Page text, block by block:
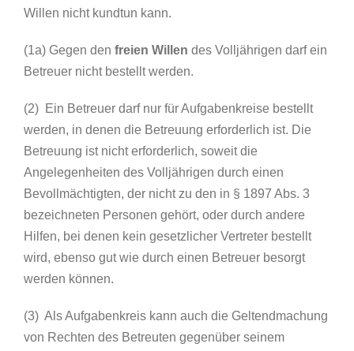
Willen nicht kundtun kann.
(1a) Gegen den freien Willen des Volljährigen darf ein
Betreuer nicht bestellt werden.
(2) Ein Betreuer darf nur für Aufgabenkreise bestellt
werden, in denen die Betreuung erforderlich ist. Die
Betreuung ist nicht erforderlich, soweit die
Angelegenheiten des Volljährigen durch einen
Bevollmächtigten, der nicht zu den in § 1897 Abs. 3
bezeichneten Personen gehört, oder durch andere
Hilfen, bei denen kein gesetzlicher Vertreter bestellt
wird, ebenso gut wie durch einen Betreuer besorgt
werden können.
(3) Als Aufgabenkreis kann auch die Geltendmachung
von Rechten des Betreuten gegenüber seinem